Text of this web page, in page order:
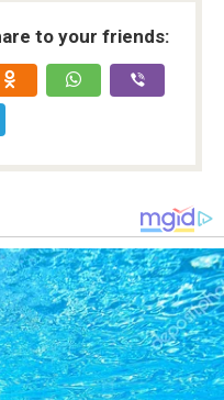
to your friends: